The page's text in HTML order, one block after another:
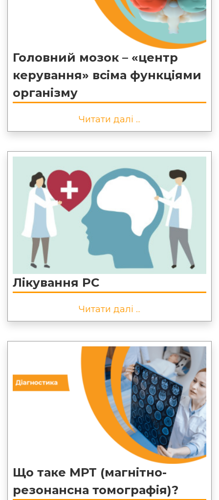
Головний мозок – «центр
керування» всіма функціями
організму
Читати далі ...
Лікування РС
Читати далі ...
Що таке МРТ (магнітно-
резонансна томографія)?